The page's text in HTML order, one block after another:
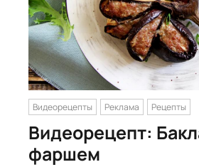
Видеорецепты Реклама Рецепты
Видеорецепт:
фаршем